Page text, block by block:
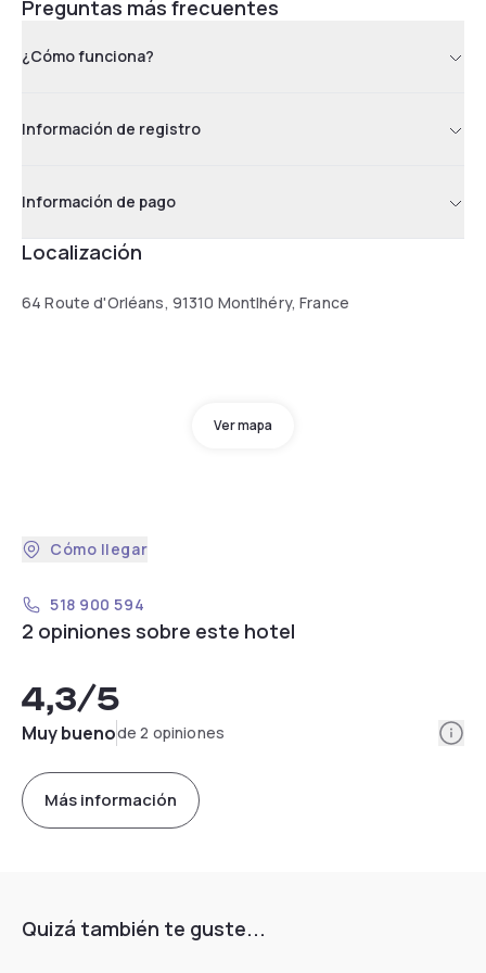
Preguntas más frecuentes
¿Cómo funciona?
Información de registro
Información de pago
Localización
64 Route d'Orléans, 91310 Montlhéry, France
Ver mapa
Cómo llegar
518 900 594
2 opiniones sobre este hotel
4,3/5
Muy buenode 2 opiniones
Más información
Quizá también te guste...